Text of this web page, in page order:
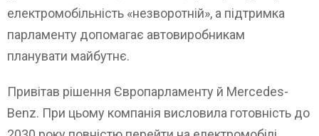
електромобільність «незворотній», а підтримка
парламенту допомагає автовиробникам
планувати майбутнє.
Привітав рішення Європарламенту й Mercedes-
Benz. При цьому компанія висловила готовність до